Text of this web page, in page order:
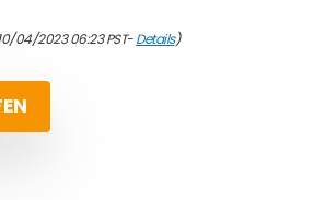
04/2023 06:23 PST-Details)